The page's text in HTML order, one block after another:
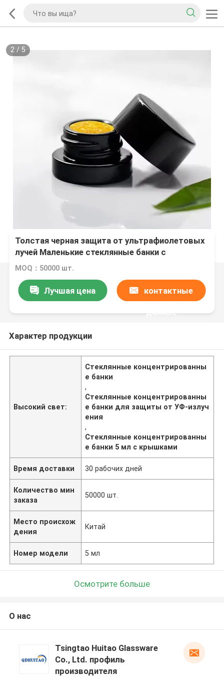
2/ 5
Толстая черная защита от ультрафиолетовых
лучей Маленькие стеклянные банки с
крышками 5 мл Концентратные банки
MOQ：50000 шт.
Лучшая цена контактные
данные
Характер продукции
Высокий свет:
Стеклянные концентрированны
е банки
,
Стеклянные концентрированны
е банки для защиты от УФ-излуч
ения
,
Стеклянные концентрированны
е банки 5 мл с крышками
Время доставки 30 рабочих дней
Количество мин
заказа
50000 шт.
Место происхож
дения
Китай
Номер модели 5 мл
Осмотрите больше
О нас
Tsingtao Huitao Glassware
Co., Ltd. профиль
производителя